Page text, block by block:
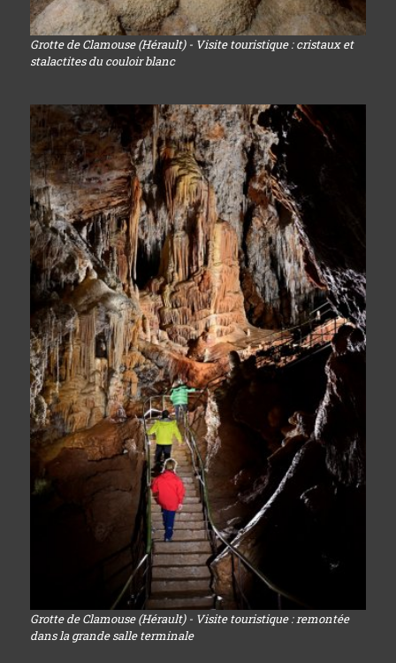
Grotte de Clamouse (Hérault) - Visite touristique : cristaux et
stalactites du couloir blanc
Grotte de Clamouse (Hérault) - Visite touristique : remontée
dans la grande salle terminale